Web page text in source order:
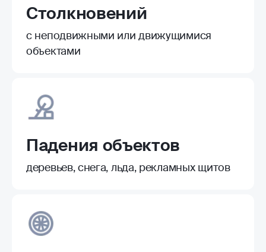
Столкновений
с неподвижными или движущимися
объектами
Падения объектов
деревьев, снега, льда, рекламных щитов